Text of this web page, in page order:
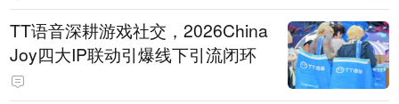
TT语音深耕游戏社交，2026China
Joy四大IP联动引爆线下引流闭环